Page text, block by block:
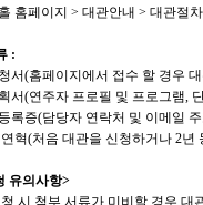
홈페이지 > 대관안내 > 대관절차
:
서(홈페이지에서 접수 할 경우
서(연주자 프로필 및 프로그램,
록증(담당자 연락처 및 이메일
혁(처음 대관을 신청하거나 2년
유의사항>
시 첨부 서류가 미비할 경우 대